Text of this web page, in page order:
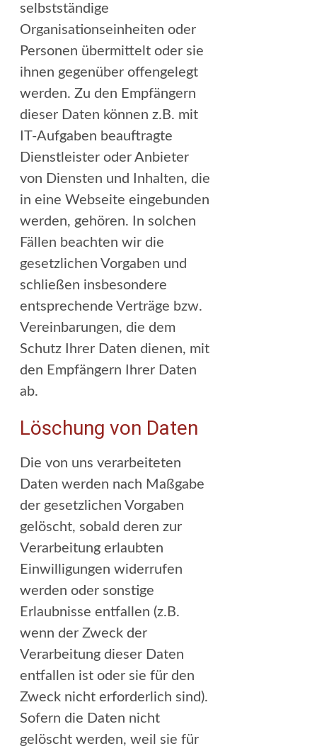
selbstständige
Organisationseinheiten oder
Personen übermittelt oder sie
ihnen gegenüber offengelegt
werden. Zu den Empfängern
dieser Daten können z.B. mit
IT-Aufgaben beauftragte
Dienstleister oder Anbieter
von Diensten und Inhalten, die
in eine Webseite eingebunden
werden, gehören. In solchen
Fällen beachten wir die
gesetzlichen Vorgaben und
schließen insbesondere
entsprechende Verträge bzw.
Vereinbarungen, die dem
Schutz Ihrer Daten dienen, mit
den Empfängern Ihrer Daten
ab.
Löschung von Daten
Die von uns verarbeiteten
Daten werden nach Maßgabe
der gesetzlichen Vorgaben
gelöscht, sobald deren zur
Verarbeitung erlaubten
Einwilligungen widerrufen
werden oder sonstige
Erlaubnisse entfallen (z.B.
wenn der Zweck der
Verarbeitung dieser Daten
entfallen ist oder sie für den
Zweck nicht erforderlich sind).
Sofern die Daten nicht
gelöscht werden, weil sie für